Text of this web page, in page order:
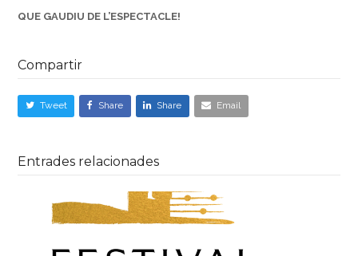
QUE GAUDIU DE L’ESPECTACLE!
Compartir
Tweet Share Share Email
Entrades relacionades